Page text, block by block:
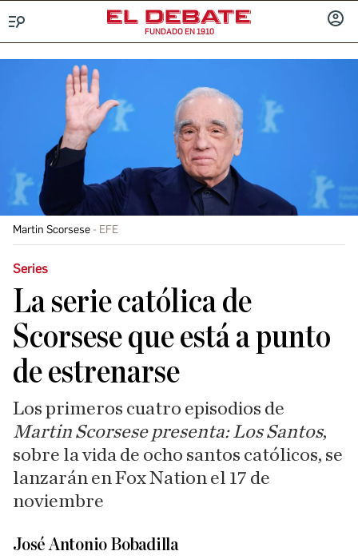
FUNDADO EN 1910
Martin Scorsese EFE
Series
La serie católica de
Scorsese que está a punto
de estrenarse
Los primeros cuatro episodios de
Martin Scorsese presenta: Los Santos,
sobre la vida de ocho santos católicos, se
lanzarán en Fox Nation el 17 de
noviembre
José Antonio Bobadilla